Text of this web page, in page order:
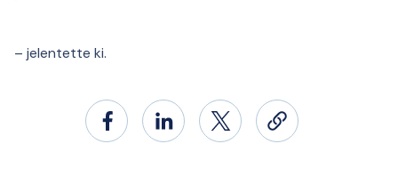
– jelentette ki.